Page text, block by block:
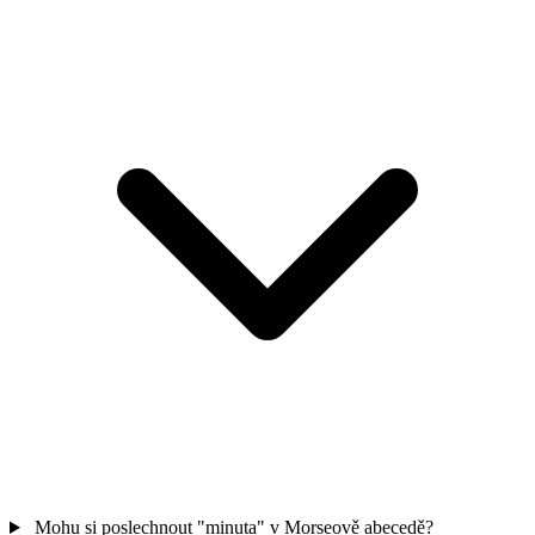
Mohu si poslechnout "minuta" v Morseově abecedě?